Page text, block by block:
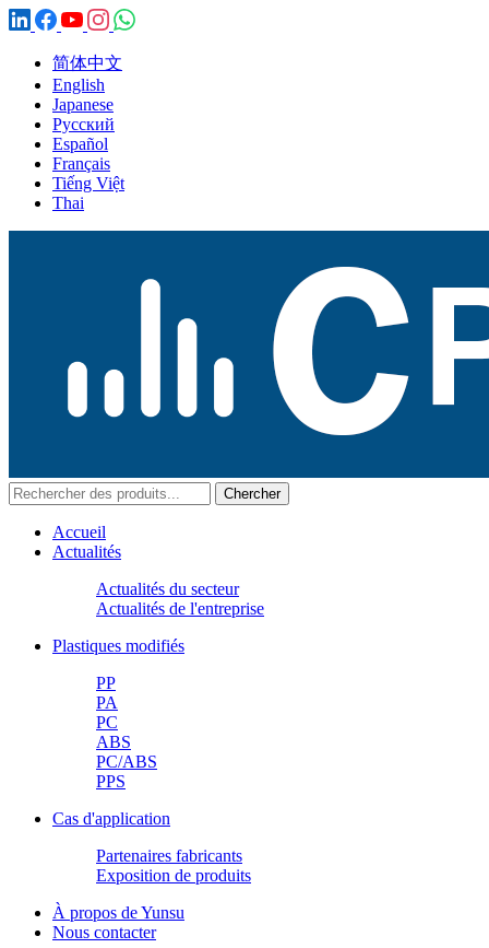
简体中文
English
Japanese
Русский
Español
Français
Tiếng Việt
Thai
Accueil
Actualités
Actualités du secteur
Actualités de l'entreprise
Plastiques modifiés
PP
PA
PC
ABS
PC/ABS
PPS
Cas d'application
Partenaires fabricants
Exposition de produits
À propos de Yunsu
Nous contacter